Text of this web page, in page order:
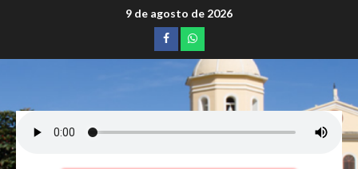
9 de agosto de 2026
Facebookwhatsapp